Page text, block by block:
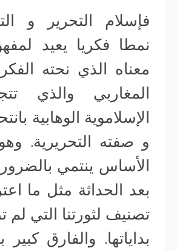
فإسلام التحرير و
نمطا فكريا يعيد
معناه الذي نحته
المغاربي والذي
الإسلاموية الوهابية
و صفته التحريرية.
الأساس ينتمي
بعد الحداثة مثل ما
تصنيف لثورتنا التي
بداياتها. والفارق